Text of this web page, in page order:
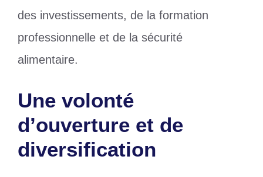
des investissements, de la formation
professionnelle et de la sécurité
alimentaire.
Une volonté
d’ouverture et de
diversification